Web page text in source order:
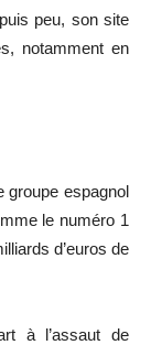
peu, son site
notamment en
groupe espagnol
le numéro 1
d’euros de
à l’assaut de